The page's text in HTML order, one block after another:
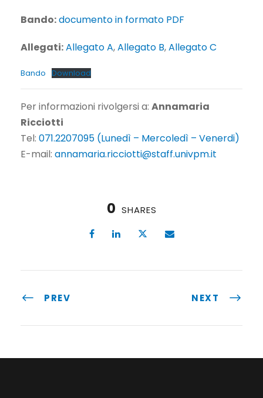
Bando:documento in formato PDF
Allegati:Allegato A,Allegato B,Allegato C
Bando Download
Per informazioni rivolgersi a: Annamaria
Ricciotti
Tel: 071.2207095 (Lunedì – Mercoledì – Venerdi)
E-mail: annamaria.ricciotti@staff.univpm.it
0 SHARES
PREV NEXT